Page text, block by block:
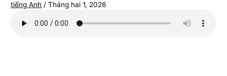
tiếng Anh /Tháng hai 1, 2026